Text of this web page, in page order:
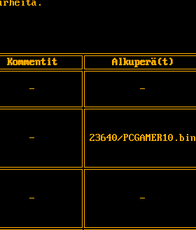
Kommentit Alkuperä(t)
- -
- 23640/PCGAMER10.bin
- -